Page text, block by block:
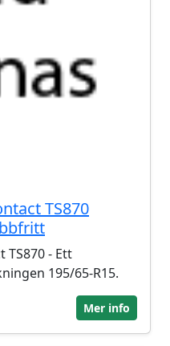
TS870
TS870 - Ett
195/65-R15.
Mer info